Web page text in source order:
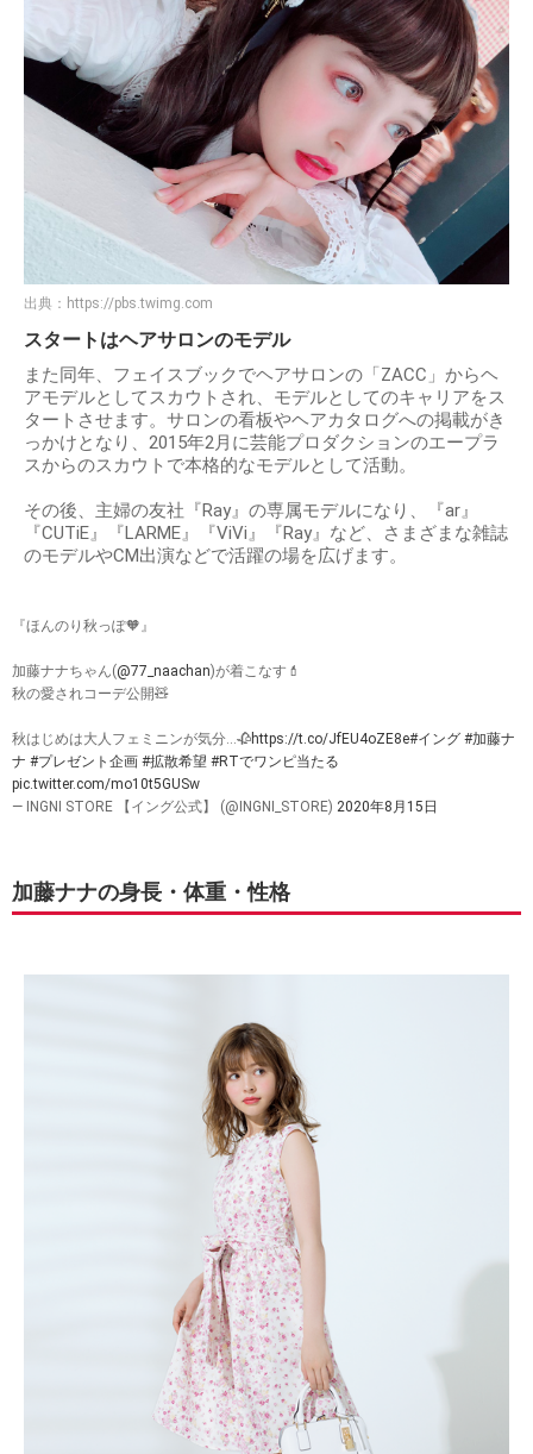
出典： https://pbs.twimg.com
スタートはヘアサロンのモデル
また同年、フェイスブックでヘアサロンの「ZACC」からヘ
アモデルとしてスカウトされ、モデルとしてのキャリアをス
タートさせます。サロンの看板やヘアカタログへの掲載がき
っかけとなり、2015年2月に芸能プロダクションのエープラ
スからのスカウトで本格的なモデルとして活動。
その後、主婦の友社『Ray』の専属モデルになり、『ar』
『CUTiE』『LARME』『ViVi』『Ray』など、さまざまな雑誌
のモデルやCM出演などで活躍の場を広げます。
『ほんのり秋っぽ🧡』
加藤ナナちゃん(@77_naachan)が着こなす💄
秋の愛されコーデ公開🧸
秋はじめは大人フェミニンが気分…🥀https://t.co/JfEU4oZE8e#イング #加藤ナ
ナ #プレゼント企画 #拡散希望 #RTでワンピ当たる
pic.twitter.com/mo10t5GUSw
— INGNI STORE 【イング公式】 (@INGNI_STORE) 2020年8月15日
加藤ナナの身長・体重・性格